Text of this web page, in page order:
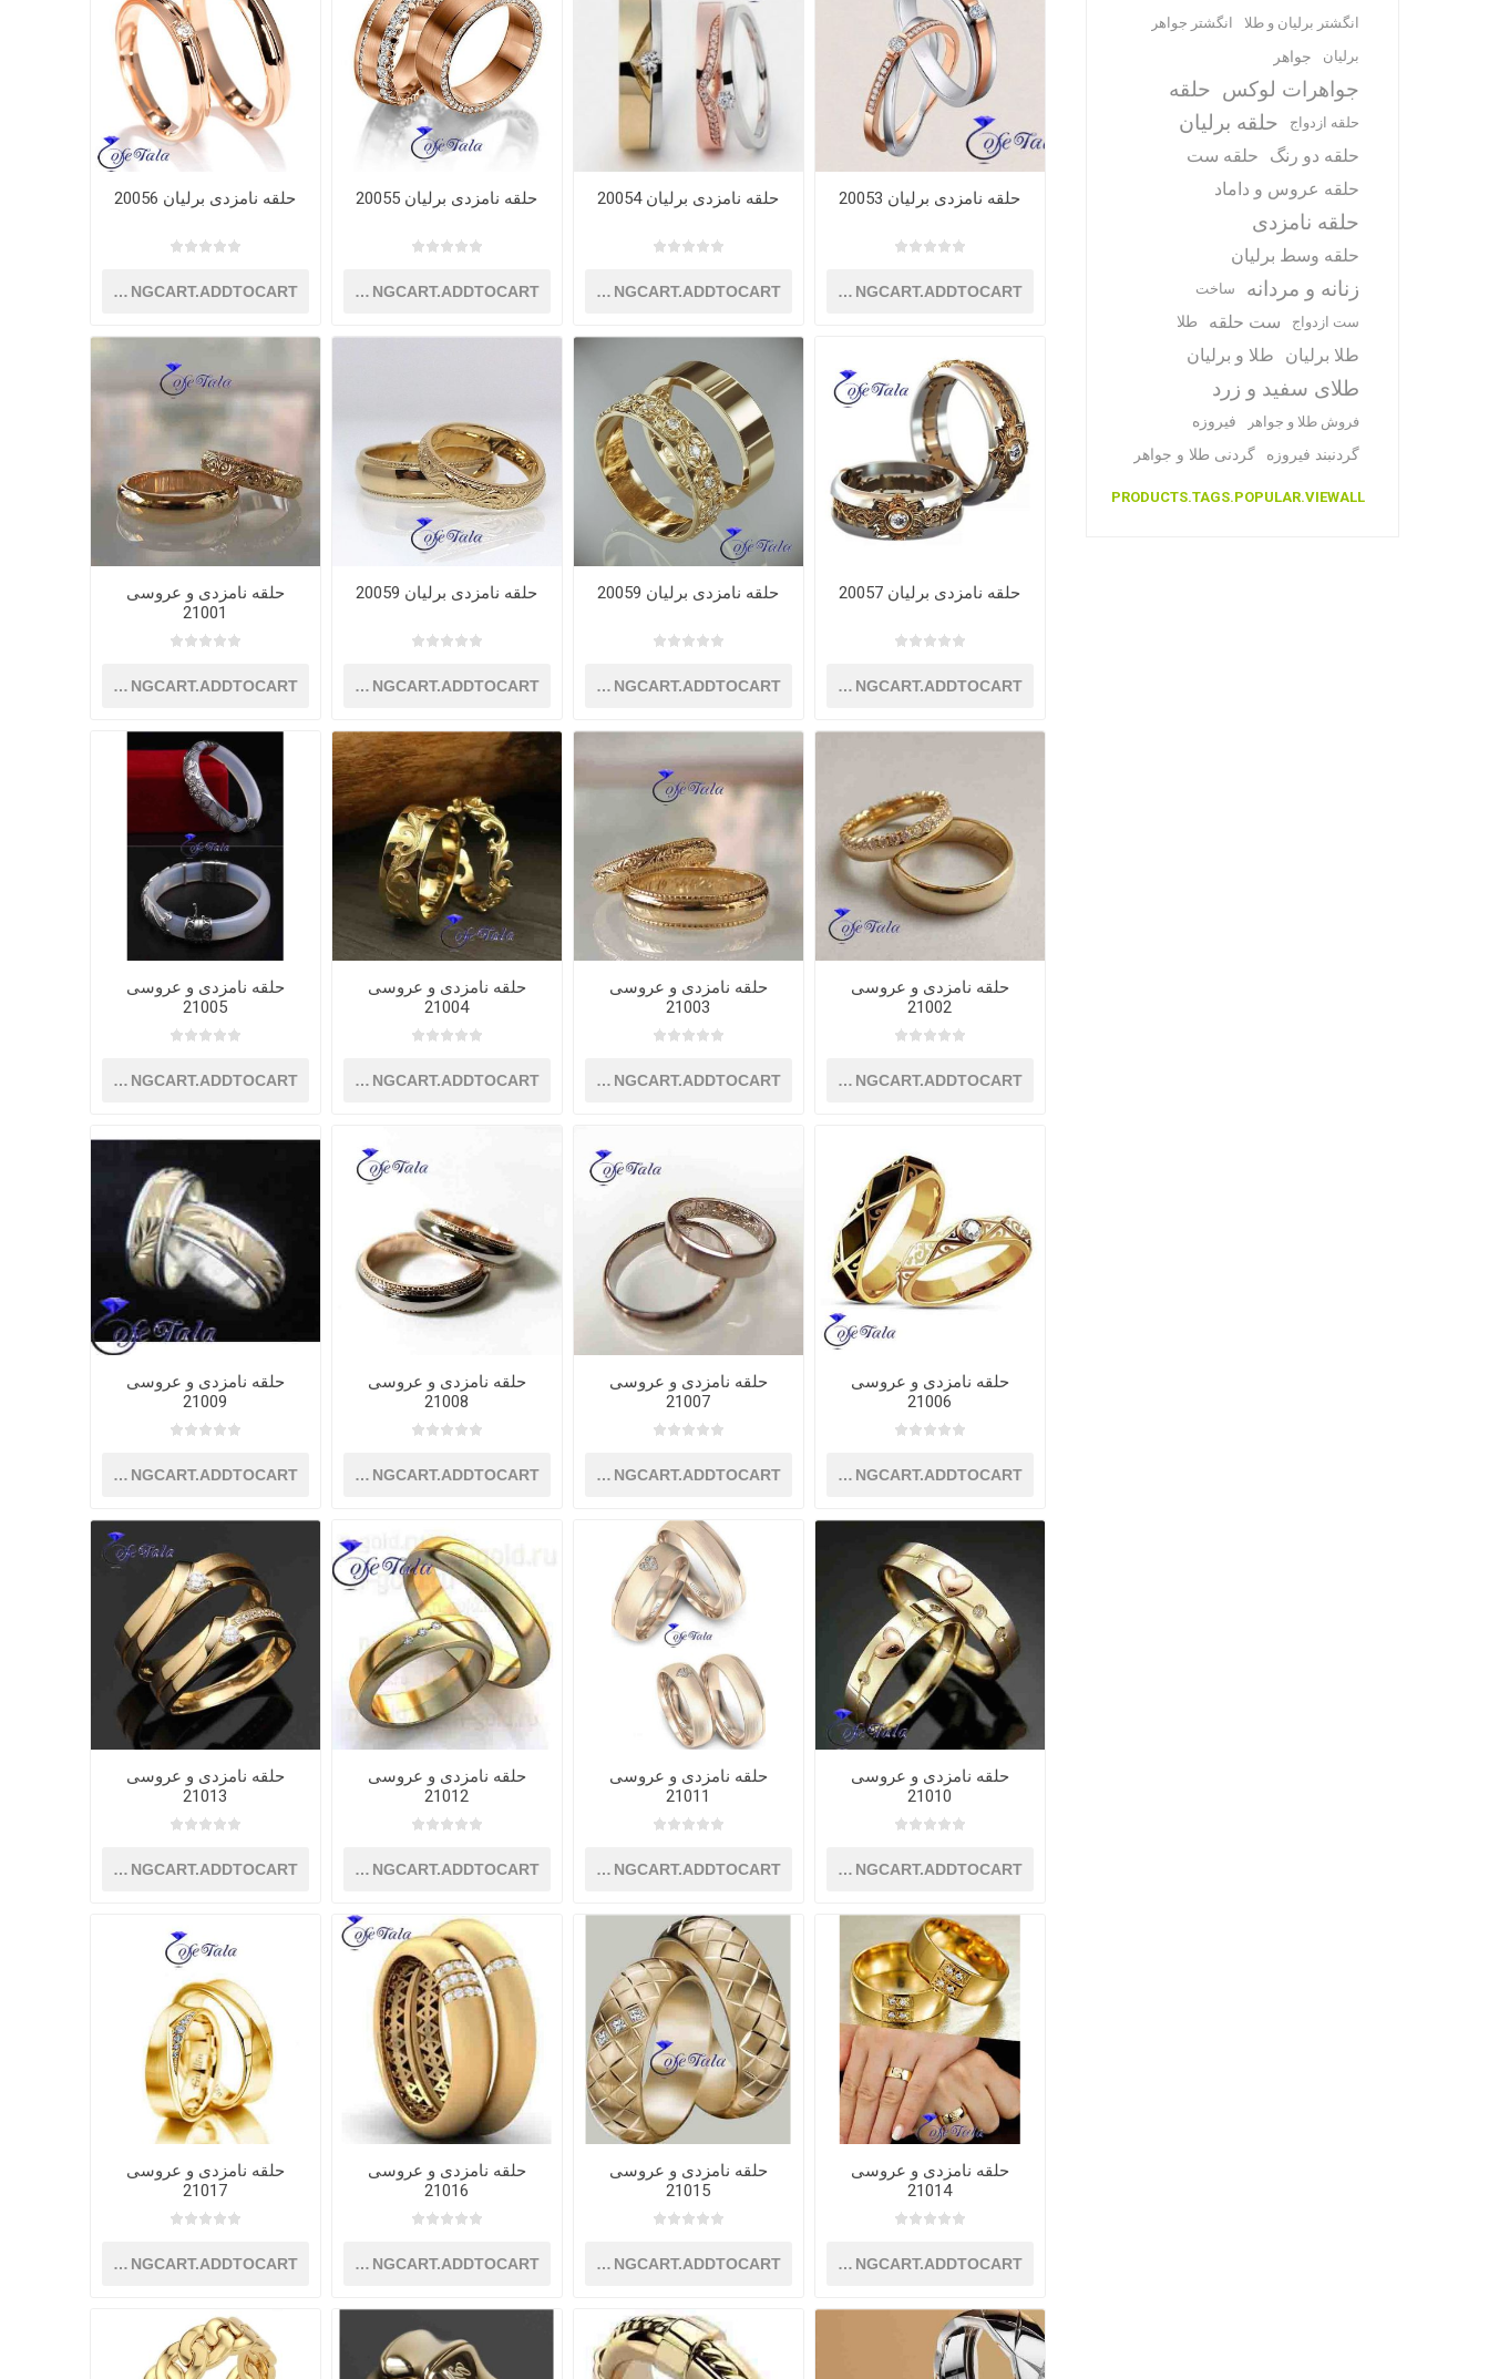
حلقه نامزدی برلیان 20053
SHOPPINGCART.ADDTOCART
حلقه نامزدی برلیان 20054
SHOPPINGCART.ADDTOCART
حلقه نامزدی برلیان 20055
SHOPPINGCART.ADDTOCART
حلقه نامزدی برلیان 20056
SHOPPINGCART.ADDTOCART
حلقه نامزدی برلیان 20057
SHOPPINGCART.ADDTOCART
حلقه نامزدی برلیان 20059
SHOPPINGCART.ADDTOCART
حلقه نامزدی برلیان 20059
SHOPPINGCART.ADDTOCART
حلقه نامزدی و عروسی
21001
SHOPPINGCART.ADDTOCART
حلقه نامزدی و عروسی
21002
SHOPPINGCART.ADDTOCART
حلقه نامزدی و عروسی
21003
SHOPPINGCART.ADDTOCART
حلقه نامزدی و عروسی
21004
SHOPPINGCART.ADDTOCART
حلقه نامزدی و عروسی
21005
SHOPPINGCART.ADDTOCART
حلقه نامزدی و عروسی
21006
SHOPPINGCART.ADDTOCART
حلقه نامزدی و عروسی
21007
SHOPPINGCART.ADDTOCART
حلقه نامزدی و عروسی
21008
SHOPPINGCART.ADDTOCART
حلقه نامزدی و عروسی
21009
SHOPPINGCART.ADDTOCART
حلقه نامزدی و عروسی
21010
SHOPPINGCART.ADDTOCART
حلقه نامزدی و عروسی
21011
SHOPPINGCART.ADDTOCART
حلقه نامزدی و عروسی
21012
SHOPPINGCART.ADDTOCART
حلقه نامزدی و عروسی
21013
SHOPPINGCART.ADDTOCART
حلقه نامزدی و عروسی
21014
SHOPPINGCART.ADDTOCART
حلقه نامزدی و عروسی
21015
SHOPPINGCART.ADDTOCART
حلقه نامزدی و عروسی
21016
SHOPPINGCART.ADDTOCART
حلقه نامزدی و عروسی
21017
SHOPPINGCART.ADDTOCART
انگشتر برلیان و طلا
انگشتر جواهر
برلیان
جواهر
جواهرات لوکس حلقه
حلقه ازدواج حلقه برلیان
حلقه دو رنگ
حلقه ست
حلقه عروس و داماد
حلقه نامزدی
حلقه وسط برلیان
زنانه و مردانه
ساخت
ست ازدواج
ست حلقه طلا
طلا برلیان طلا و برلیان
طلای سفید و زرد
فروش طلا و جواهر
فیروزه
گردنبند فیروزه
گردنی طلا و جواهر
PRODUCTS.TAGS.POPULAR.VIEWALL